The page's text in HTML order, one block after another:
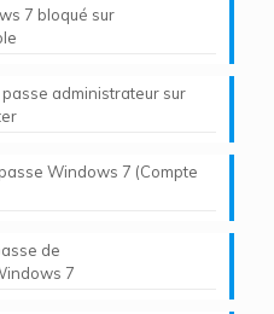
7 bloqué sur
administrateur sur
Windows 7 (Compte
de
7